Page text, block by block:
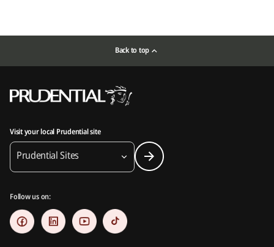
Back to top
Visit your local Prudential site
Prudential Sites
Follow us on: